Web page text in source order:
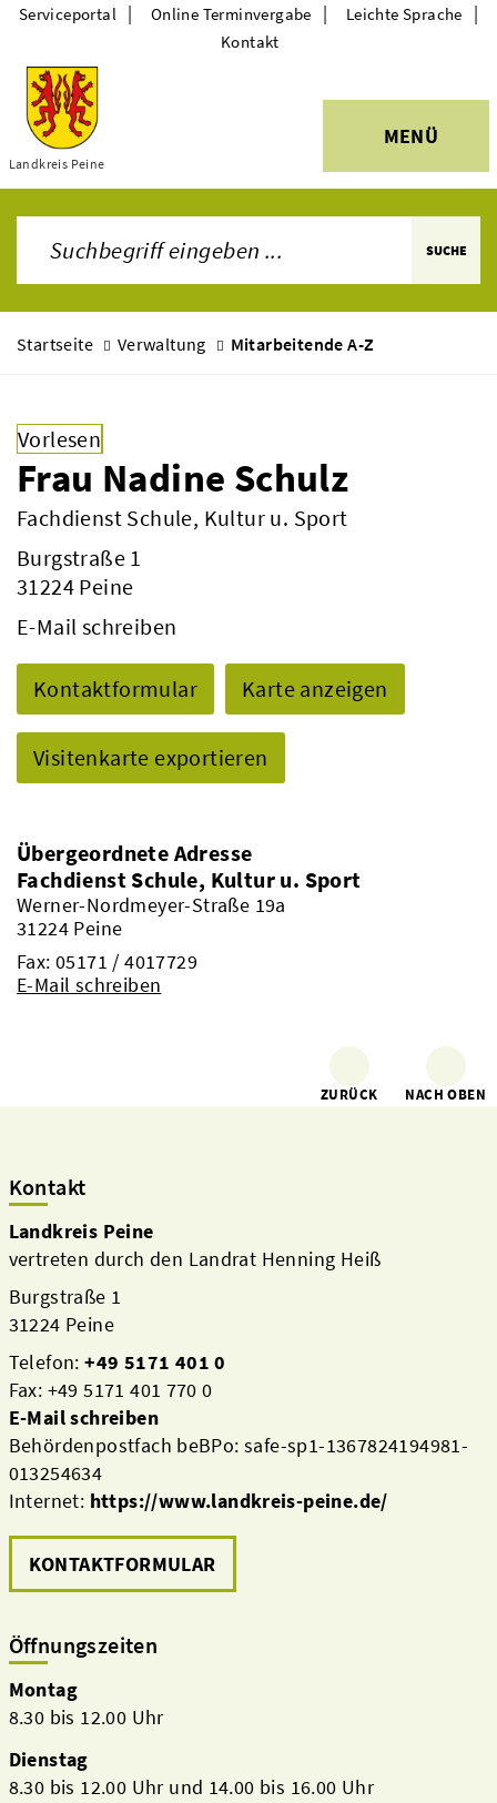
Themen
Landkreis Peine
MENÜ
Serviceportal | Online Terminvergabe | Leichte Sprache |
Kontakt
SUCHE
Startseite Verwaltung Mitarbeitende A-Z
Vorlesen
Frau Nadine Schulz
Fachdienst Schule, Kultur u. Sport
Burgstraße 1
31224 Peine
E-Mail schreiben
Kontaktformular Karte anzeigen
Visitenkarte exportieren
Übergeordnete Adresse
Fachdienst Schule, Kultur u. Sport
Werner-Nordmeyer-Straße 19a
31224 Peine
Fax: 05171 / 4017729
E-Mail schreiben
ZURÜCK NACH OBEN
Kontakt
Landkreis Peine
vertreten durch den Landrat Henning Heiß
Burgstraße 1
31224 Peine
Telefon:+49 5171 401 0
Fax: +49 5171 401 770 0
E-Mail schreiben
Behördenpostfach beBPo: safe-sp1-1367824194981-
013254634
Internet: https://www.landkreis-peine.de/
KONTAKTFORMULAR
Öffnungszeiten
Montag
8.30 bis 12.00 Uhr
Dienstag
8.30 bis 12.00 Uhr und 14.00 bis 16.00 Uhr